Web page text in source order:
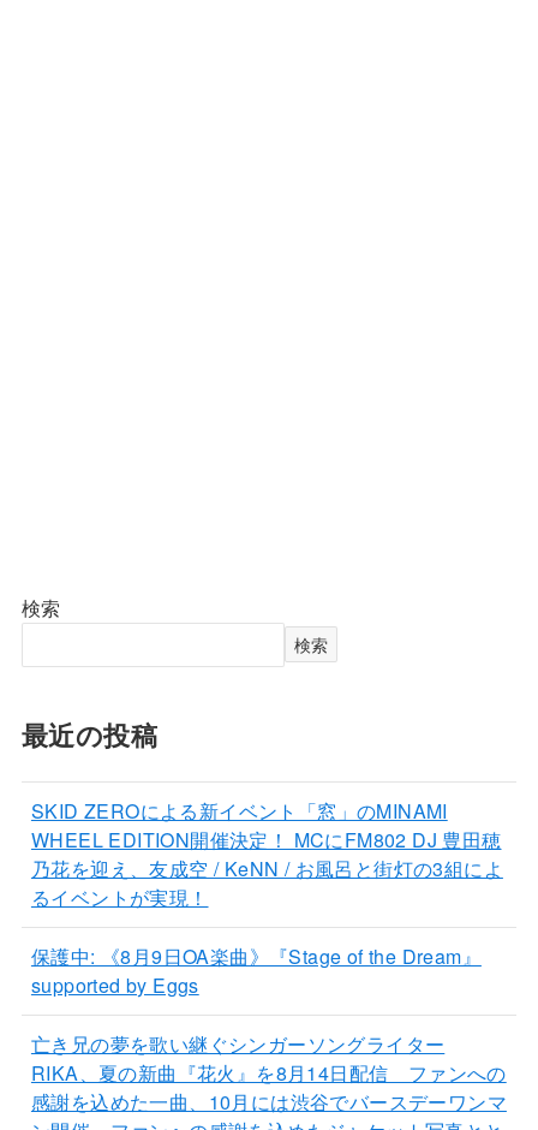
検索
検索
最近の投稿
SKID ZEROによる新イベント「窓」のMINAMI
WHEEL EDITION開催決定！ MCにFM802 DJ 豊田穂
乃花を迎え、友成空 / KeNN / お風呂と街灯の3組によ
るイベントが実現！
保護中: 《8月9日OA楽曲》『Stage of the Dream』
supported by Eggs
亡き兄の夢を歌い継ぐシンガーソングライター
RIKA、夏の新曲『花火』を8月14日配信 ファンへの
感謝を込めた一曲、10月には渋谷でバースデーワンマ